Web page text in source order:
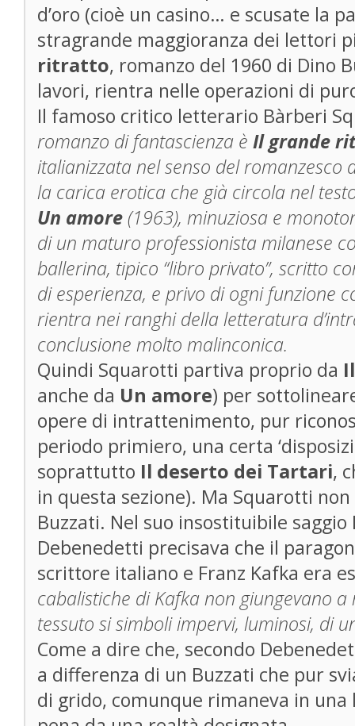
d’oro (cioè un casino… e scusate la
stragrande maggioranza dei lettori
ritratto, romanzo del 1960 di Dino
lavori, rientra nelle operazioni di
Il famoso critico letterario Bàrberi
romanzo di fantascienza è Il grande
italianizzata nel senso del romanzesco
la carica erotica che già circola nel
Un amore(1963), minuziosa e
di un maturo professionista milanese
ballerina, tipico “libro privato”, scritto
di esperienza, e privo di ogni funzione
rientra nei ranghi della letteratura
conclusione molto malinconica.
Quindi Squarotti partiva proprio da
anche da Un amore) per
opere di intrattenimento, pur
periodo primiero, una certa
soprattutto Il deserto dei Tartari,
in questa sezione). Ma Squarotti non
Buzzati. Nel suo insostituibile saggio
Debenedetti precisava che il
scrittore italiano e Franz Kafka era
cabalistiche di Kafka non giungevano
tessuto si simboli impervi, luminosi, di
Come a dire che, secondo
a differenza di un Buzzati che pur
di grido, comunque rimaneva in una